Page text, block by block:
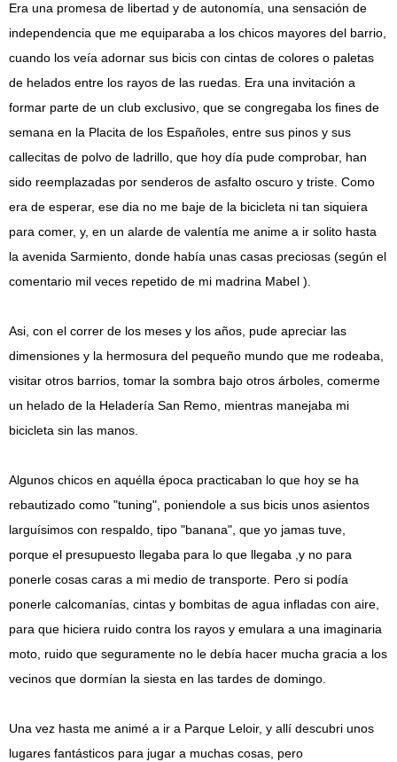
Era una promesa de libertad y de autonomía, una sensación de
independencia que me equiparaba a los chicos mayores del barrio,
cuando los veía adornar sus bicis con cintas de colores o paletas
de helados entre los rayos de las ruedas. Era una invitación a
formar parte de un club exclusivo, que se congregaba los fines de
semana en la Placita de los Españoles, entre sus pinos y sus
callecitas de polvo de ladrillo, que hoy día pude comprobar, han
sido reemplazadas por senderos de asfalto oscuro y triste. Como
era de esperar, ese dia no me baje de la bicicleta ni tan siquiera
para comer, y, en un alarde de valentía me anime a ir solito hasta
la avenida Sarmiento, donde había unas casas preciosas (según el
comentario mil veces repetido de mi madrina Mabel ).
Asi, con el correr de los meses y los años, pude apreciar las
dimensiones y la hermosura del pequeño mundo que me rodeaba,
visitar otros barrios, tomar la sombra bajo otros árboles, comerme
un helado de la Heladería San Remo, mientras manejaba mi
bicicleta sin las manos.
Algunos chicos en aquélla época practicaban lo que hoy se ha
rebautizado como "tuning", poniendole a sus bicis unos asientos
larguísimos con respaldo, tipo "banana", que yo jamas tuve,
porque el presupuesto llegaba para lo que llegaba ,y no para
ponerle cosas caras a mi medio de transporte. Pero si podía
ponerle calcomanías, cintas y bombitas de agua infladas con aire,
para que hiciera ruido contra los rayos y emulara a una imaginaria
moto, ruido que seguramente no le debía hacer mucha gracia a los
vecinos que dormían la siesta en las tardes de domingo.
Una vez hasta me animé a ir a Parque Leloir, y allí descubri unos
lugares fantásticos para jugar a muchas cosas, pero